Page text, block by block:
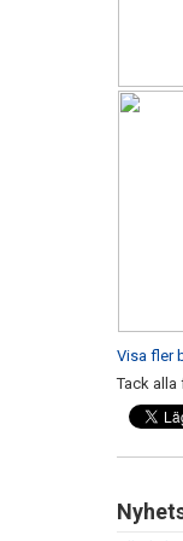
Visa fler
Tack